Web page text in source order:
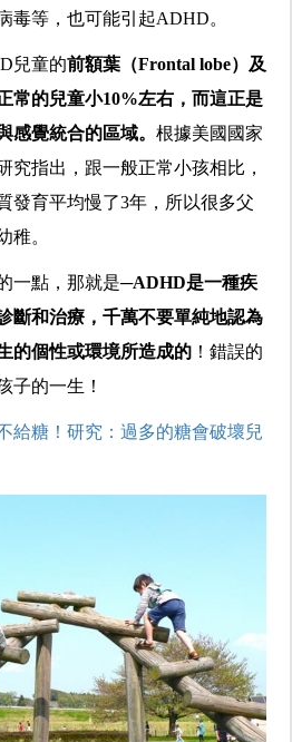
毒等，也可能引起ADHD。
兒童的前額葉（Frontal lobe）及
常的兒童小10%左右，而這正是
感覺統合的區域。 根據美國國家
究指出，跟一般正常小孩相比，
發育平均慢了3年，所以很多父
稚。
一點，那就是─ADHD是一種疾
斷和治療，千萬不要單純地認為
的個性或環境所造成的！錯誤的
子的一生！
給糖！研究：過多的糖會破壞兒